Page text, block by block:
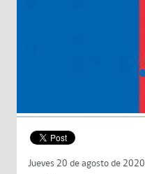
Jueves 20 de agosto de 2020